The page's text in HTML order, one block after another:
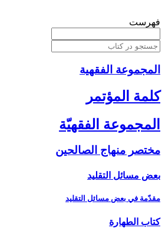
فهرست
المجموعة الفقهیة
كلمة المؤتمر
المجموعة الفقهيّة
مختصر منهاج الصالحين‏
بعض مسائل التقليد
مقدّمة في بعض مسائل التقليد
كتاب الطهارة